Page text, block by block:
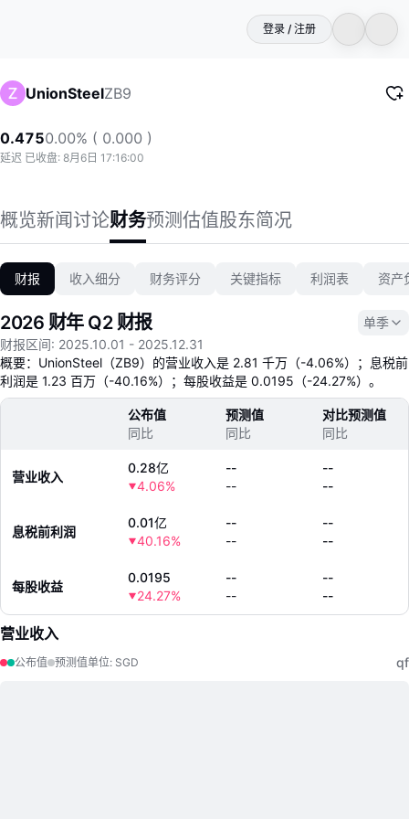
登录 / 注册
UnionSteelZB9
0.4750.00% ( 0.000 )
延迟 已收盘: 8月6日 17:16:00
概览新闻讨论财务预测估值股东简况
财报 收入细分 财务评分 关键指标 利润表 资产
2026 财年 Q2 财报
单季
财报区间: 2025.10.01 - 2025.12.31
概要：UnionSteel（ZB9）的营业收入是 2.81 千万（-4.06%）；息税前
利润是 1.23 百万（-40.16%）；每股收益是 0.0195（-24.27%）。
公布值
同比
预测值
同比
对比预测值
同比
营业收入
0.28亿
4.06%
--
--
--
--
息税前利润
0.01亿
40.16%
--
--
--
--
每股收益
0.0195
24.27%
--
--
--
--
营业收入
公布值 预测值单位: SGD qf